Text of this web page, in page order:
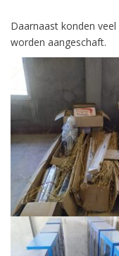
Daarnaast konden
worden aangeschaft.